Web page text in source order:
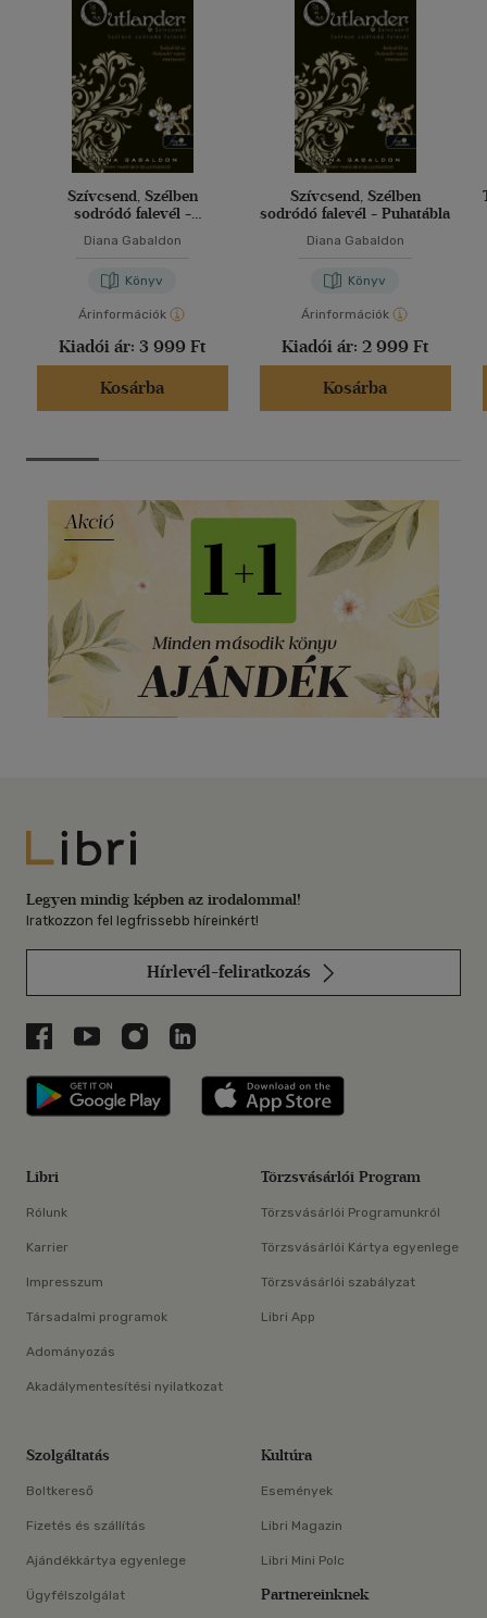
Szívcsend, Szélben
sodródó falevél -
Diana Gabaldon
Könyv
Árinformációk
Kiadói ár: 3 999 Ft
Kosárba
Szívcsend, Szélben
sodródó falevél - Puhatábla
Diana Gabaldon
Könyv
Árinformációk
Kiadói ár: 2 999 Ft
Kosárba
Libri
Legyen mindig képben az irodalommal!
Iratkozzon fel legfrissebb híreinkért!
Hírlevél-feliratkozás
Libri a Facebookon
Libri a Youtube-on
Libri az Instagramon
Libri a LinkedInen
Libri applikáció Szerezd meg: Google
Libri
Rólunk
Karrier
Impresszum
Társadalmi programok
Adományozás
Akadálymentesítési nyilatkozat
Törzsvásárlói Program
Törzsvásárlói Programunkról
Törzsvásárlói Kártya egyenlege
Törzsvásárlói szabályzat
Libri App
Szolgáltatás
Boltkereső
Fizetés és szállítás
Ajándékkártya egyenlege
Ügyfélszolgálat
Kultúra
Események
Libri Magazin
Libri Mini Polc
Partnereinknek